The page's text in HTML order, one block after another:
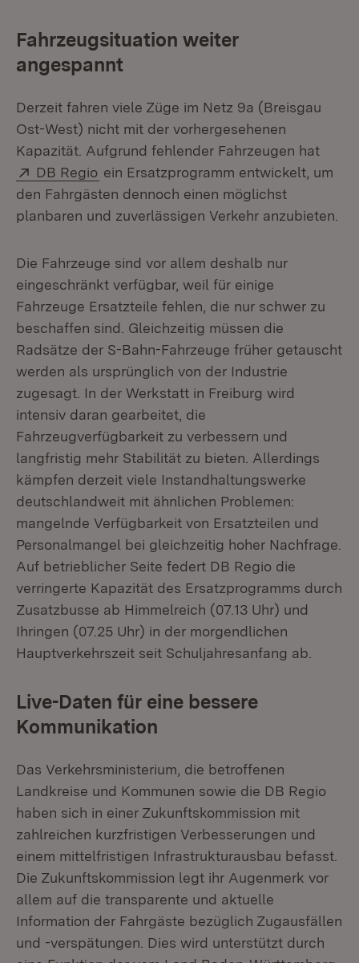
Fahrzeugsituation weiter
angespannt
Derzeit fahren viele Züge im Netz 9a (Breisgau
Ost-West) nicht mit der vorhergesehenen
Kapazität. Aufgrund fehlender Fahrzeugen hat
Extern:
DB Regio (Öffnet in neuem Fenster)
ein Ersatzprogramm entwickelt, um
den Fahrgästen dennoch einen möglichst
planbaren und zuverlässigen Verkehr anzubieten.
Die Fahrzeuge sind vor allem deshalb nur
eingeschränkt verfügbar, weil für einige
Fahrzeuge Ersatzteile fehlen, die nur schwer zu
beschaffen sind. Gleichzeitig müssen die
Radsätze der S-Bahn-Fahrzeuge früher getauscht
werden als ursprünglich von der Industrie
zugesagt. In der Werkstatt in Freiburg wird
intensiv daran gearbeitet, die
Fahrzeugverfügbarkeit zu verbessern und
langfristig mehr Stabilität zu bieten. Allerdings
kämpfen derzeit viele Instandhaltungswerke
deutschlandweit mit ähnlichen Problemen:
mangelnde Verfügbarkeit von Ersatzteilen und
Personalmangel bei gleichzeitig hoher Nachfrage.
Auf betrieblicher Seite federt DB Regio die
verringerte Kapazität des Ersatzprogramms durch
Zusatzbusse ab Himmelreich (07.13 Uhr) und
Ihringen (07.25 Uhr) in der morgendlichen
Hauptverkehrszeit seit Schuljahresanfang ab.
Live-Daten für eine bessere
Kommunikation
Das Verkehrsministerium, die betroffenen
Landkreise und Kommunen sowie die DB Regio
haben sich in einer Zukunftskommission mit
zahlreichen kurzfristigen Verbesserungen und
einem mittelfristigen Infrastrukturausbau befasst.
Die Zukunftskommission legt ihr Augenmerk vor
allem auf die transparente und aktuelle
Information der Fahrgäste bezüglich Zugausfällen
und -verspätungen. Dies wird unterstützt durch